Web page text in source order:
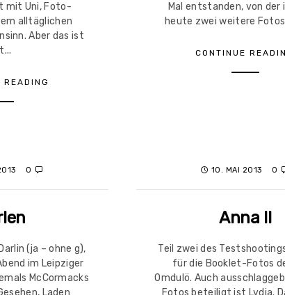
mit Uni, Foto-
alltäglichen
Aber das ist
READING
Mal entstanden, von der
heute zwei weitere Fotos
CONTINUE
0
(ja – ohne g),
im Leipziger
McCormacks
Laden
10. MAI 2013 0
Anna II
Teil zwei des
für die Booklet-Fotos
Omdulö. Auch
Fotos beteiligt ist Lydia.